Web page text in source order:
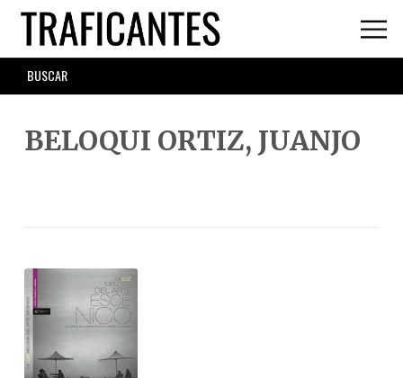
Skip
main
content
SEARCH
FORM
BELOQUI ORTIZ, JUANJO